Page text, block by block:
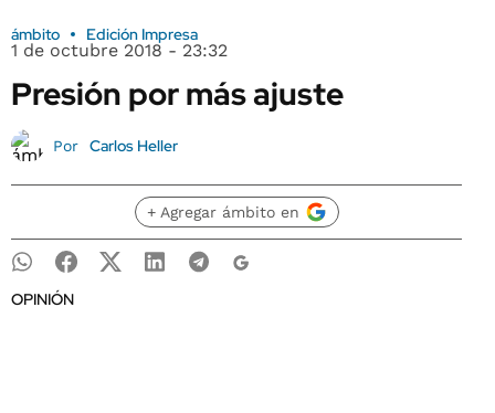
ámbito Edición Impresa
1 de octubre 2018 - 23:32
Presión por más ajuste
Por Carlos Heller
+ Agregar ámbito en
OPINIÓN